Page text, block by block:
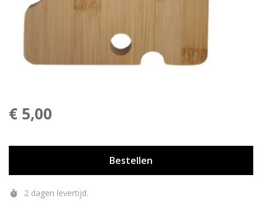
€ 5,00
Bestellen
2 dagen levertijd.